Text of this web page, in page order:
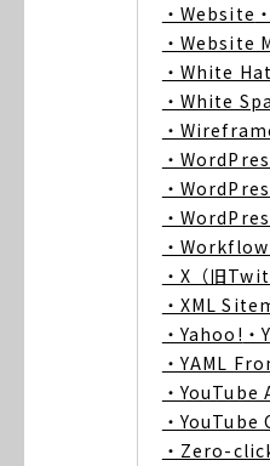
・Website
・Website
・White
・White
・
・
・
・
・Workflow
・X（旧
・XML
・Yahoo! ・
・YAML
・
・YouTube
・Zero-